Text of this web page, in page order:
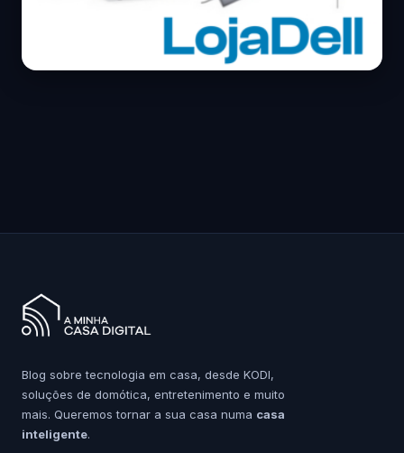
Blog sobre tecnologia em casa, desde KODI,
soluções de domótica, entretenimento e muito
mais. Queremos tornar a sua casa numa casa
inteligente.